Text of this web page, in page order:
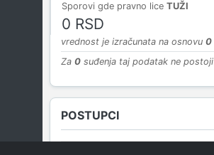
Sporovi gde pravno lice TUŽI
0 RSD
vrednost je izračunata na osnovu 0
Za 0 suđenja taj podatak ne postoji
POSTUPCI